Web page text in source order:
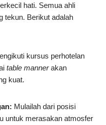
hati. Semua ahli
tekun. Berikut adalah
kursus perhotelan
table mannerakan
kuat.
Mulailah dari posisi
untuk merasakan atmosfer